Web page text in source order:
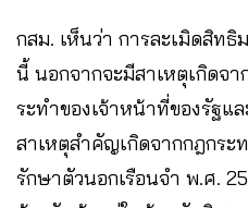
กสม. เห็นว่า การละเมิดสิท
นี้ นอกจากจะมีสาเหตุเกิดจา
ระทำของเจ้าหน้าที่ของรัฐแ
สาเหตุสำคัญเกิดจากกฎกระ
รักษาตัวนอกเรือนจำ พ.ศ.